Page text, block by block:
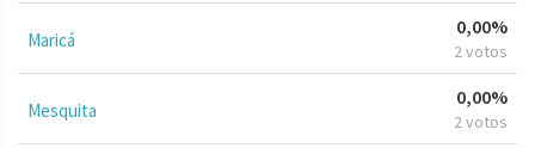
Maricá
0,00%
2 votos
Mesquita
0,00%
2 votos